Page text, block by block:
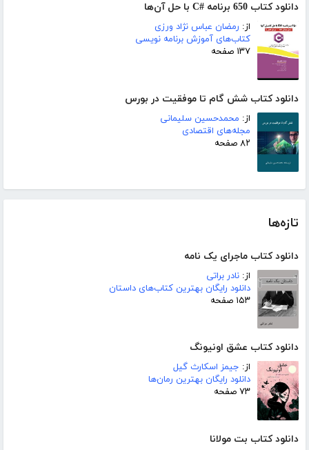
دانلود کتاب 650 برنامه #C با حل آن‌ها
از: رمضان عباس نژاد ورزی
کتاب‌های آموزش برنامه نویسی
۱۳۷ صفحه
دانلود کتاب شش گام تا موفقیت در بورس
از: محمدحسین سلیمانی
مجله‌های اقتصادی
۸۲ صفحه
تازه‌ها
دانلود کتاب ماجرای یک نامه
از: نادر براتی
دانلود رایگان بهترین کتاب‌های داستان
۱۵۳ صفحه
دانلود کتاب عشق اونیونگ
از: جیمز اسکارث گیل
دانلود رایگان بهترین رمان‌ها
۷۳ صفحه
دانلود کتاب بت مولانا